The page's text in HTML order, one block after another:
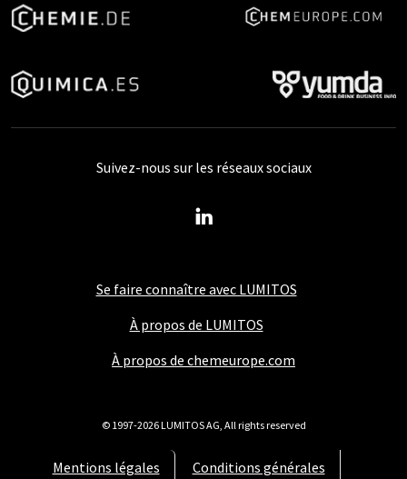
Se faire connaître avec LUMITOS
À propos de LUMITOS
À propos de chemeurope.com
Mentions légales Conditions générales
Suivez-nous sur les réseaux sociaux
© 1997-2026 LUMITOS AG, All rights reserved